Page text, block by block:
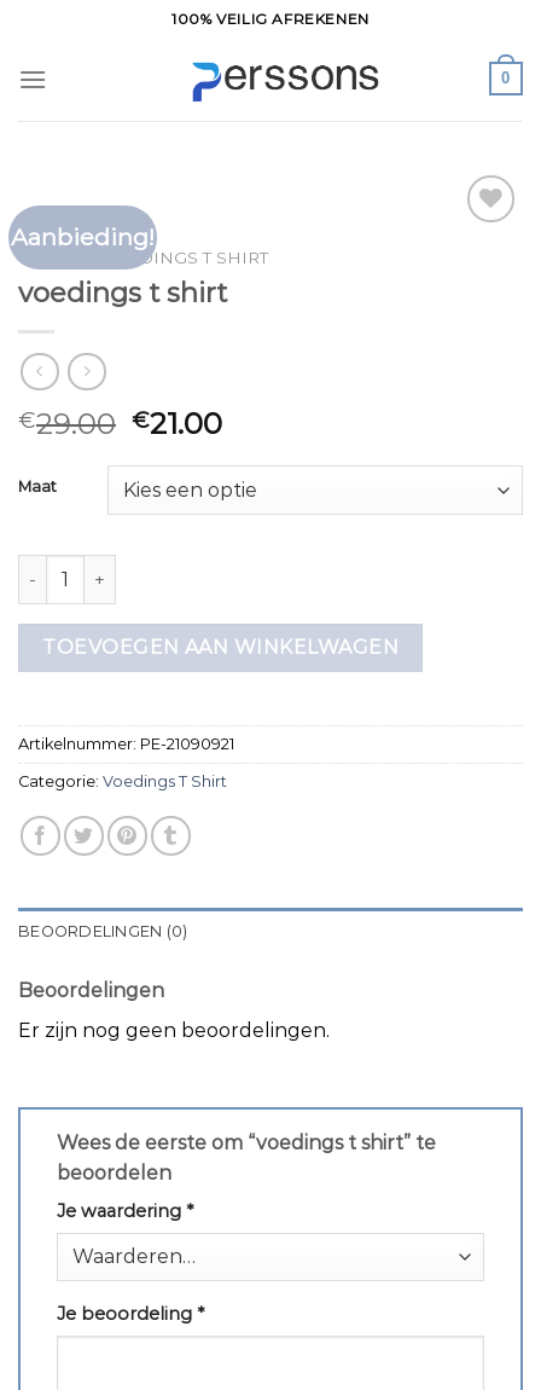
inhoud
100% VEILIG AFREKENEN
0
Aanbieding!
HOME VOEDINGS T SHIRT
voedings t shirt
€29.00 €21.00
Maat
voedings t shirt aantal
TOEVOEGEN AAN WINKELWAGEN
Artikelnummer: PE-21090921
Categorie: Voedings T Shirt
BEOORDELINGEN (0)
Beoordelingen
Er zijn nog geen beoordelingen.
Wees de eerste om “voedings t shirt” te
beoordelen
Je waardering *
Je beoordeling *